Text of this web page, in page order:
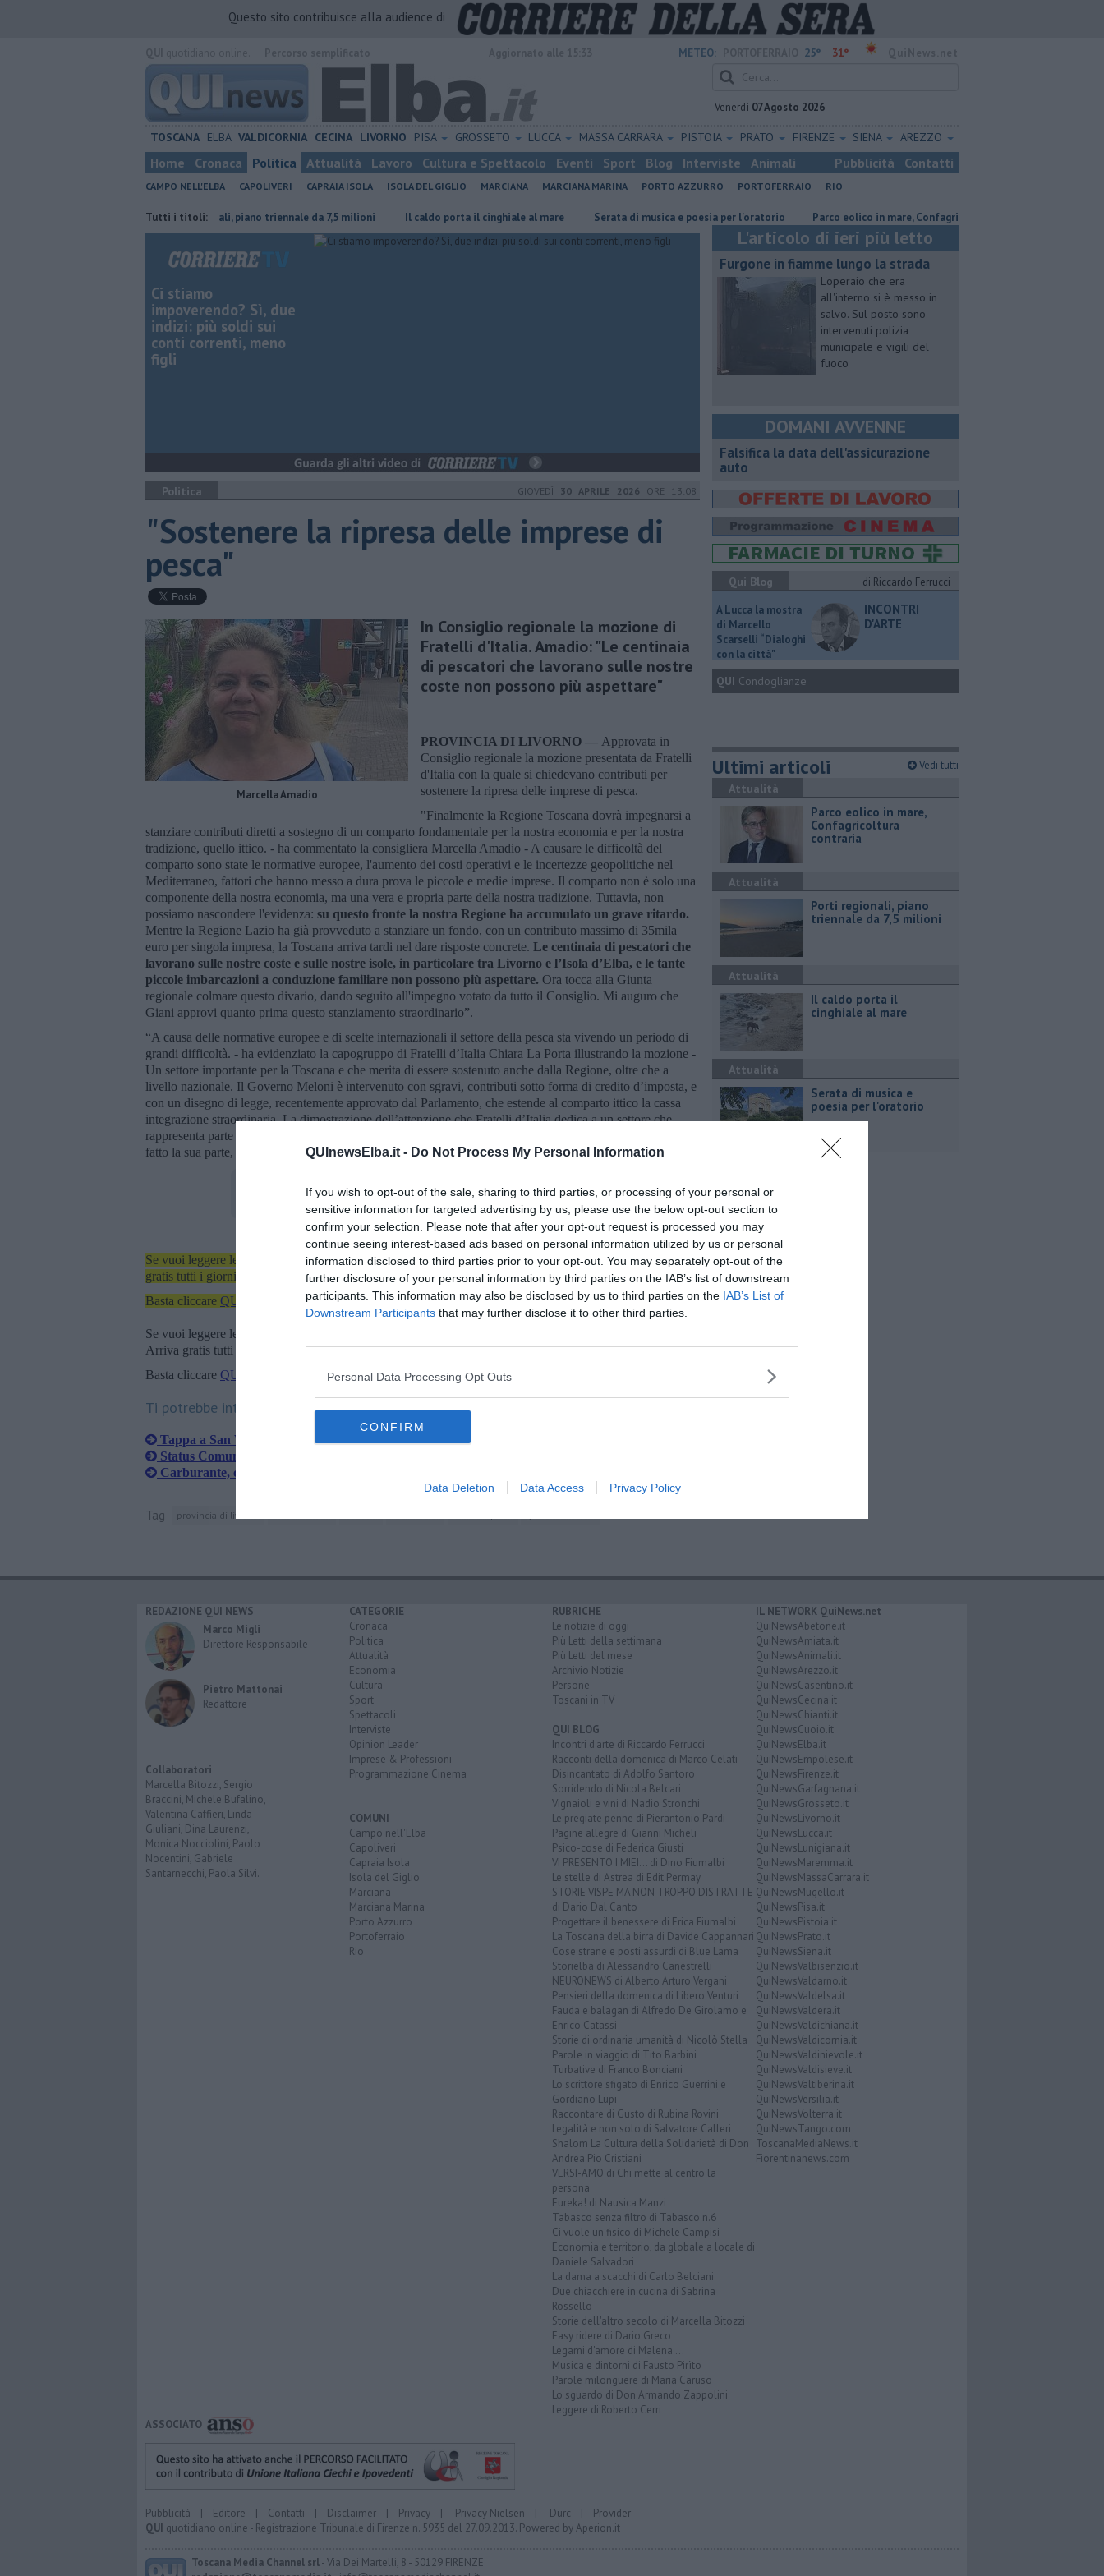
QUInewsElba.it - Do Not Process My Personal Information
If you wish to opt-out of the sale, sharing to third parties, or processing of your personal or
sensitive information for targeted advertising by us, please use the below opt-out section to
confirm your selection. Please note that after your opt-out request is processed you may
continue seeing interest-based ads based on personal information utilized by us or personal
information disclosed to third parties prior to your opt-out. You may separately opt-out of the
further disclosure of your personal information by third parties on the IAB’s list of downstream
participants. This information may also be disclosed by us to third parties on the IAB’s List of
Downstream Participants that may further disclose it to other third parties.
Personal Data Processing Opt Outs
CONFIRM
Data Deletion Data Access Privacy Policy
Questo sito contribuisce alla audience di
METEO: 25° 31°
Venerdì 07 Agosto 2026
TOSCANA ELBA VALDICORNIA CECINA LIVORNO PISA GROSSETO LUCCA MASSA CARRARA PISTOIA PRATO FIRENZE SIENA AREZZO
Home Cronaca Politica Attualità Lavoro Cultura e Spettacolo Eventi Sport Blog Interviste Animali Pubblicità Contatti
CAMPO NELL'ELBA CAPOLIVERI CAPRAIA ISOLA ISOLA DEL GIGLIO MARCIANA MARCIANA MARINA PORTO AZZURRO PORTOFERRAIO RIO
Tutti i titoli:
Porti regionali, piano triennale da 7,5 milioni Il caldo porta il cinghiale al mare Serata di musica e poesia per l'oratorio Parco eolico in mare, Confagricoltura contraria
Ci stiamo
impoverendo? Sì, due
indizi: più soldi sui
conti correnti, meno
figli
Politica GIOVEDÌ 30 APRILE 2026 ORE 13:08
"Sostenere la ripresa delle imprese di
pesca"
Marcella Amadio
In Consiglio regionale la mozione di
Fratelli d'Italia. Amadio: "Le centinaia
di pescatori che lavorano sulle nostre
coste non possono più aspettare"
PROVINCIA DI LIVORNO — Approvata in
Consiglio regionale la mozione presentata da Fratelli
d'Italia con la quale si chiedevano contributi per
sostenere la ripresa delle imprese di pesca.
"Finalmente la Regione Toscana dovrà impegnarsi a
stanziare contributi diretti a sostegno di un comparto fondamentale per la nostra economia e per la nostra
tradizione, quello ittico. - ha commentato la consigliera Marcella Amadio - A causare le difficoltà del
comparto sono state le normative europee, l'aumento dei costi operativi e le incertezze geopolitiche nel
Mediterraneo, fattori che hanno messo a dura prova le piccole e medie imprese. Il comparto non è solo una
componente della nostra economia, ma una vera e propria parte della nostra tradizione. Tuttavia, non
possiamo nascondere l'evidenza: su questo fronte la nostra Regione ha accumulato un grave ritardo.
Mentre la Regione Lazio ha già provveduto a stanziare un fondo, con un contributo massimo di 35mila
euro per singola impresa, la Toscana arriva tardi nel dare risposte concrete. Le centinaia di pescatori che
lavorano sulle nostre coste e sulle nostre isole, in particolare tra Livorno e l’Isola d’Elba, e le tante
piccole imbarcazioni a conduzione familiare non possono più aspettare. Ora tocca alla Giunta
regionale colmare questo divario, dando seguito all'impegno votato da tutto il Consiglio. Mi auguro che
Giani approvi quanto prima questo stanziamento straordinario”.
“A causa delle normative europee e di scelte internazionali il settore della pesca sta vivendo un periodo di
grandi difficoltà. - ha evidenziato la capogruppo di Fratelli d’Italia Chiara La Porta illustrando la mozione -
Un settore importante per la Toscana e che merita di essere sostenuto anche dalla Regione, oltre che a
livello nazionale. Il Governo Meloni è intervenuto con sgravi, contributi sotto forma di credito d’imposta, e
con un disegno di legge, recentemente approvato dal Parlamento, che estende al comparto ittico la cassa
integrazione straordinaria. La dimostrazione dell’attenzione che Fratelli d’Italia dedica a un settore che
rappresenta parte della tradizione toscana e una costola importante dell’economia nazionale. Il Governo ha
fatto la sua parte, la Regione adesso faccia la sua, ricalcando quanto fatto dalla Regione Lazio”.
Se vuoi leggere le notizie principali dell'isola d'Elba iscriviti allaNewsletter QUInews ELBA.Arriva
gratis tutti i giorni alle 7:00 del mattino direttamente nella tua casella di posta.
Basta cliccare QUI
Se vuoi leggere le notizie principali della Toscana iscriviti alla
Arriva gratis tutti i giorni alle 20:00 direttamente nella tua casella di posta.
Basta cliccare QUI
Ti potrebbe interessare anche:
Tappa a San Vincenzo per la tutela della costa
Status Comunità Marine, c'è la proposta di legge
Carburante, chieste misure ad hoc per agricoltori
Tag provincia di livorno
L'articolo di ieri più letto
Furgone in fiamme lungo la strada
L'operaio che era
all'interno si è messo in
salvo. Sul posto sono
intervenuti polizia
municipale e vigili del
fuoco
DOMANI AVVENNE
Falsifica la data dell'assicurazione
auto
Qui Blog
di Riccardo Ferrucci
A Lucca la mostra
di Marcello
Scarselli “Dialoghi
con la città"
INCONTRI
D'ARTE
QUI Condoglianze
Ultimi articoli Vedi tutti
Attualità
Parco eolico in mare,
Confagricoltura
contraria
Attualità
Porti regionali, piano
triennale da 7,5 milioni
Attualità
Il caldo porta il
cinghiale al mare
Attualità
Serata di musica e
poesia per l'oratorio
REDAZIONE QUI NEWS
Marco Migli
Direttore Responsabile
Pietro Mattonai
Redattore
Collaboratori
Marcella Bitozzi, Sergio
Braccini, Michele Bufalino,
Valentina Caffieri, Linda
Giuliani, Dina Laurenzi,
Monica Nocciolini, Paolo
Nocentini, Gabriele
Santarnecchi, Paola Silvi.
CATEGORIE
Cronaca
Politica
Attualità
Economia
Cultura
Sport
Spettacoli
Interviste
Opinion Leader
Imprese & Professioni
Programmazione Cinema
COMUNI
Campo nell'Elba
Capoliveri
Capraia Isola
Isola del Giglio
Marciana
Marciana Marina
Porto Azzurro
Portoferraio
Rio
RUBRICHE
Le notizie di oggi
Più Letti della settimana
Più Letti del mese
Archivio Notizie
Persone
Toscani in TV
QUI BLOG
Incontri d'arte di Riccardo Ferrucci
Racconti della domenica di Marco Celati
Disincantato di Adolfo Santoro
Sorridendo di Nicola Belcari
Vignaioli e vini di Nadio Stronchi
Le pregiate penne di Pierantonio Pardi
Pagine allegre di Gianni Micheli
Psico-cose di Federica Giusti
VI PRESENTO I MIEI... di Dino Fiumalbi
Le stelle di Astrea di Edit Permay
STORIE VISPE MA NON TROPPO DISTRATTE
di Dario Dal Canto
Progettare il benessere di Erica Fiumalbi
La Toscana della birra di Davide Cappannari
Cose strane e posti assurdi di Blue Lama
Storielba di Alessandro Canestrelli
NEURONEWS di Alberto Arturo Vergani
Pensieri della domenica di Libero Venturi
Fauda e balagan di Alfredo De Girolamo e
Enrico Catassi
Storie di ordinaria umanità di Nicolò Stella
Parole in viaggio di Tito Barbini
Turbative di Franco Bonciani
Lo scrittore sfigato di Enrico Guerrini e
Gordiano Lupi
Raccontare di Gusto di Rubina Rovini
Legalità e non solo di Salvatore Calleri
Shalom La Cultura della Solidarietà di Don
Andrea Pio Cristiani
VERSI-AMO di Chi mette al centro la
persona
Eureka! di Nausica Manzi
Tabasco senza filtro di Tabasco n.6
Ci vuole un fisico di Michele Campisi
Economia e territorio, da globale a locale di
Daniele Salvadori
La dama a scacchi di Carlo Belciani
Due chiacchiere in cucina di Sabrina
Rossello
Storie dell'altro secolo di Marcella Bitozzi
Easy ridere di Dario Greco
Legami d'amore di Malena ...
Musica e dintorni di Fausto Pirìto
Parole milonguere di Maria Caruso
Lo sguardo di Don Armando Zappolini
Leggere di Roberto Cerri
IL NETWORK QuiNews.net
QuiNewsAbetone.it
QuiNewsAmiata.it
QuiNewsAnimali.it
QuiNewsArezzo.it
QuiNewsCasentino.it
QuiNewsCecina.it
QuiNewsChianti.it
QuiNewsCuoio.it
QuiNewsElba.it
QuiNewsEmpolese.it
QuiNewsFirenze.it
QuiNewsGarfagnana.it
QuiNewsGrosseto.it
QuiNewsLivorno.it
QuiNewsLucca.it
QuiNewsLunigiana.it
QuiNewsMaremma.it
QuiNewsMassaCarrara.it
QuiNewsMugello.it
QuiNewsPisa.it
QuiNewsPistoia.it
QuiNewsPrato.it
QuiNewsSiena.it
QuiNewsValbisenzio.it
QuiNewsValdarno.it
QuiNewsValdelsa.it
QuiNewsValdera.it
QuiNewsValdichiana.it
QuiNewsValdicornia.it
QuiNewsValdinievole.it
QuiNewsValdisieve.it
QuiNewsValtiberina.it
QuiNewsVersilia.it
QuiNewsVolterra.it
QuiNewsTango.com
ToscanaMediaNews.it
Fiorentinanews.com
ASSOCIATO
Pubblicità | Editore | Contatti | Disclaimer | Privacy | Privacy Nielsen | Durc | Provider
QUI quotidiano online - Registrazione Tribunale di Firenze n. 5935 del 27.09.2013. Powered byAperion.it
Toscana Media Channel srl- Via Dei Martelli, 8 - 50129 FIRENZE